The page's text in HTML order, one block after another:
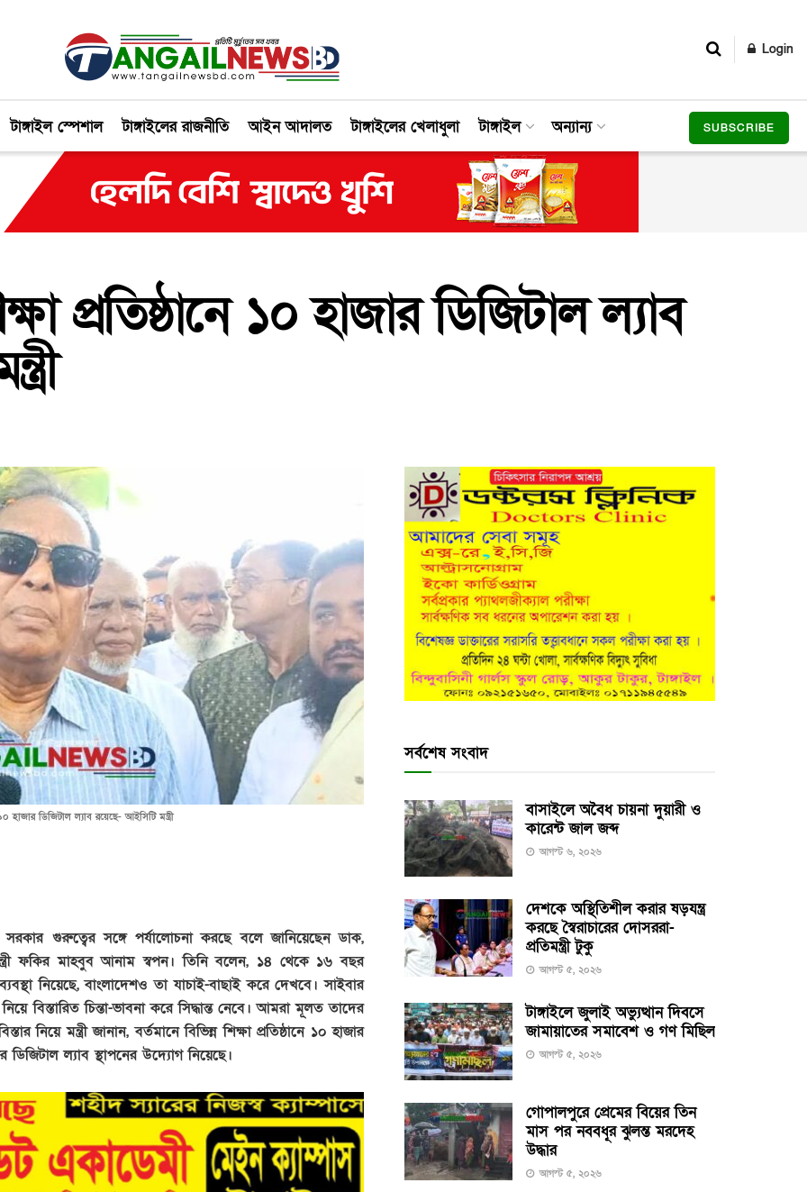
Login
টাঙ্গাইল স্পেশাল টাঙ্গাইলের রাজনীতি আইন আদালত টাঙ্গাইলের খেলাধুলা টাঙ্গাইল অন্যান্য SUBSCRIBE
প্রতিষ্ঠানে ১০ হাজার ডিজিটাল ল্যাব
১০ হাজার ডিজিটাল ল্যাব রয়েছে- আইসিটি মন্ত্রী
গুরুত্বের সঙ্গে পর্যালোচনা করছে বলে জানিয়েছেন ডাক,
ফকির মাহবুব আনাম স্বপন। তিনি বলেন, ১৪ থেকে ১৬ বছর
নিয়েছে, বাংলাদেশও তা যাচাই-বাছাই করে দেখবে। সাইবার
বিস্তারিত চিন্তা-ভাবনা করে সিদ্ধান্ত নেবে। আমরা মূলত তাদের
নিয়ে মন্ত্রী জানান, বর্তমানে বিভিন্ন শিক্ষা প্রতিষ্ঠানে ১০ হাজার
ল্যাব স্থাপনের উদ্যোগ নিয়েছে।
সর্বশেষ সংবাদ
বাসাইলে অবৈধ চায়না দুয়ারী ও
কারেন্ট জাল জব্দ
আগস্ট ৬, ২০২৬
দেশকে অস্থিতিশীল করার ষড়যন্ত্র
করছে স্বৈরাচারের দোসররা-
প্রতিমন্ত্রী টুকু
আগস্ট ৫, ২০২৬
টাঙ্গাইলে জুলাই অভ্যুত্থান দিবসে
জামায়াতের সমাবেশ ও গণ মিছিল
আগস্ট ৫, ২০২৬
গোপালপুরে প্রেমের বিয়ের তিন
মাস পর নববধূর ঝুলন্ত মরদেহ
উদ্ধার
আগস্ট ৫, ২০২৬